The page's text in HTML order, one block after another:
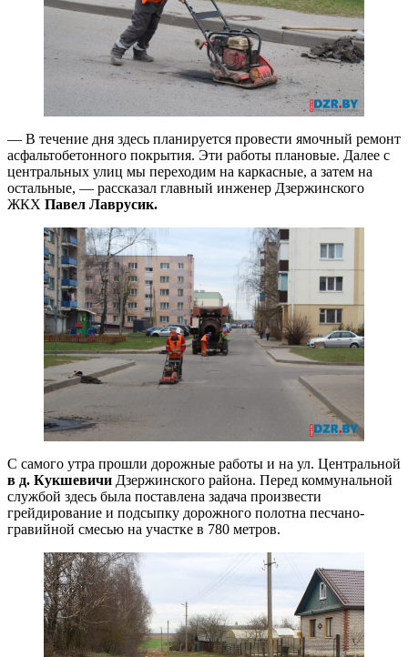
— В течение дня здесь планируется провести ямочный ремонт
асфальтобетонного покрытия. Эти работы плановые. Далее с
центральных улиц мы переходим на каркасные, а затем на
остальные, — рассказал главный инженер Дзержинского
ЖКХ Павел Лаврусик.
С самого утра прошли дорожные работы и на ул. Центральной
в д. Кукшевичи Дзержинского района. Перед коммунальной
службой здесь была поставлена задача произвести
грейдирование и подсыпку дорожного полотна песчано-
гравийной смесью на участке в 780 метров.